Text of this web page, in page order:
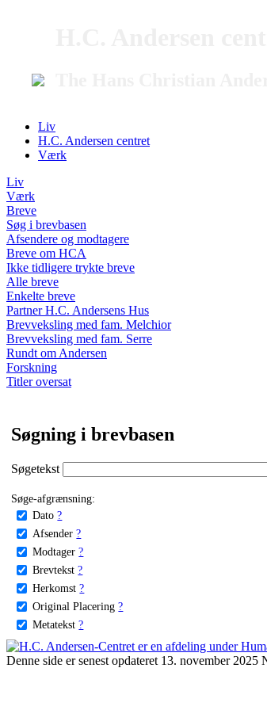
Liv
H.C. Andersen centret
Værk
Liv
Værk
Breve
Søg i brevbasen
Afsendere og modtagere
Breve om HCA
Ikke tidligere trykte breve
Alle breve
Enkelte breve
Partner H.C. Andersens Hus
Brevveksling med fam. Melchior
Brevveksling med fam. Serre
Rundt om Andersen
Forskning
Titler oversat
Søgning i brevbasen
Søgetekst
Søge-afgrænsning:
Dato ?
Afsender ?
Modtager ?
Brevtekst ?
Herkomst ?
Original Placering ?
Metatekst ?
Denne side er senest opdateret 13. november 2025